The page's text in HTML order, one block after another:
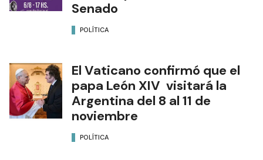
Senado
POLÍTICA
El Vaticano confirmó que el
papa León XIV visitará la
Argentina del 8 al 11 de
noviembre
POLÍTICA